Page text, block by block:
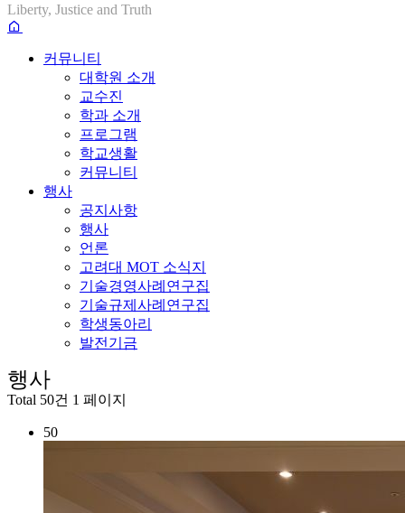
Liberty, Justice and Truth
커뮤니티
대학원 소개
교수진
학과 소개
프로그램
학교생활
커뮤니티
행사
공지사항
행사
언론
고려대 MOT 소식지
기술경영사례연구집
기술규제사례연구집
학생동아리
발전기금
행사
Total 50건 1 페이지
50